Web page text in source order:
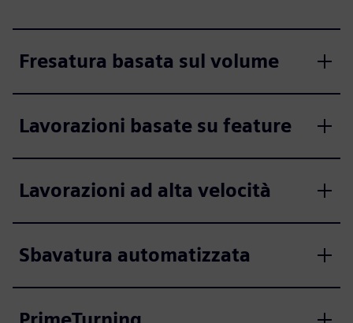
Fresatura basata sul volume
Lavorazioni basate su feature
Lavorazioni ad alta velocità
Sbavatura automatizzata